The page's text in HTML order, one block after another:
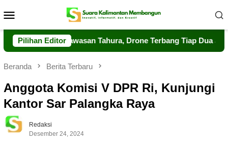
ke
Mobile
Pilihan Editor
Pengawasan Tahura, Drone Terbang Tiap Dua Jam
Beranda Berita Terbaru
Anggota Komisi V DPR Ri, Kunjungi
Kantor Sar Palangka Raya
Redaksi
Desember 24, 2024